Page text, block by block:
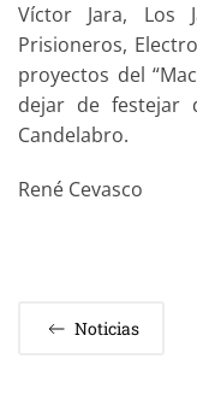
Víctor Jara, Los
Prisioneros,
proyectos del
dejar de festejar
Candelabro.
René Cevasco
Noticias